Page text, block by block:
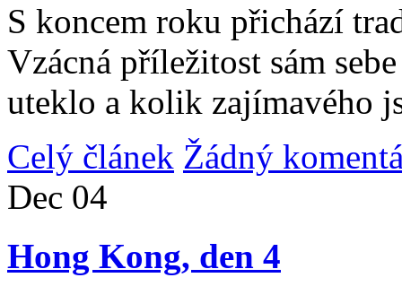
S koncem roku přichází
Vzácná příležitost sám
uteklo a kolik zajímavého
Celý článek Žádný
Dec 04
Hong Kong, den 4